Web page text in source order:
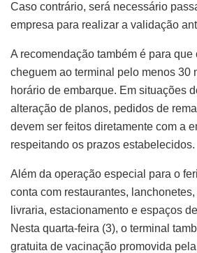
Caso contrário, será necessário
empresa para realizar a validação
A recomendação também é para
cheguem ao terminal pelo menos 30
horário de embarque. Em situações
alteração de planos, pedidos de
devem ser feitos diretamente com a
respeitando os prazos estabelecidos.
Além da operação especial para o
conta com restaurantes,
livraria, estacionamento e espaços
Nesta quarta-feira (3), o terminal
gratuita de vacinação promovida